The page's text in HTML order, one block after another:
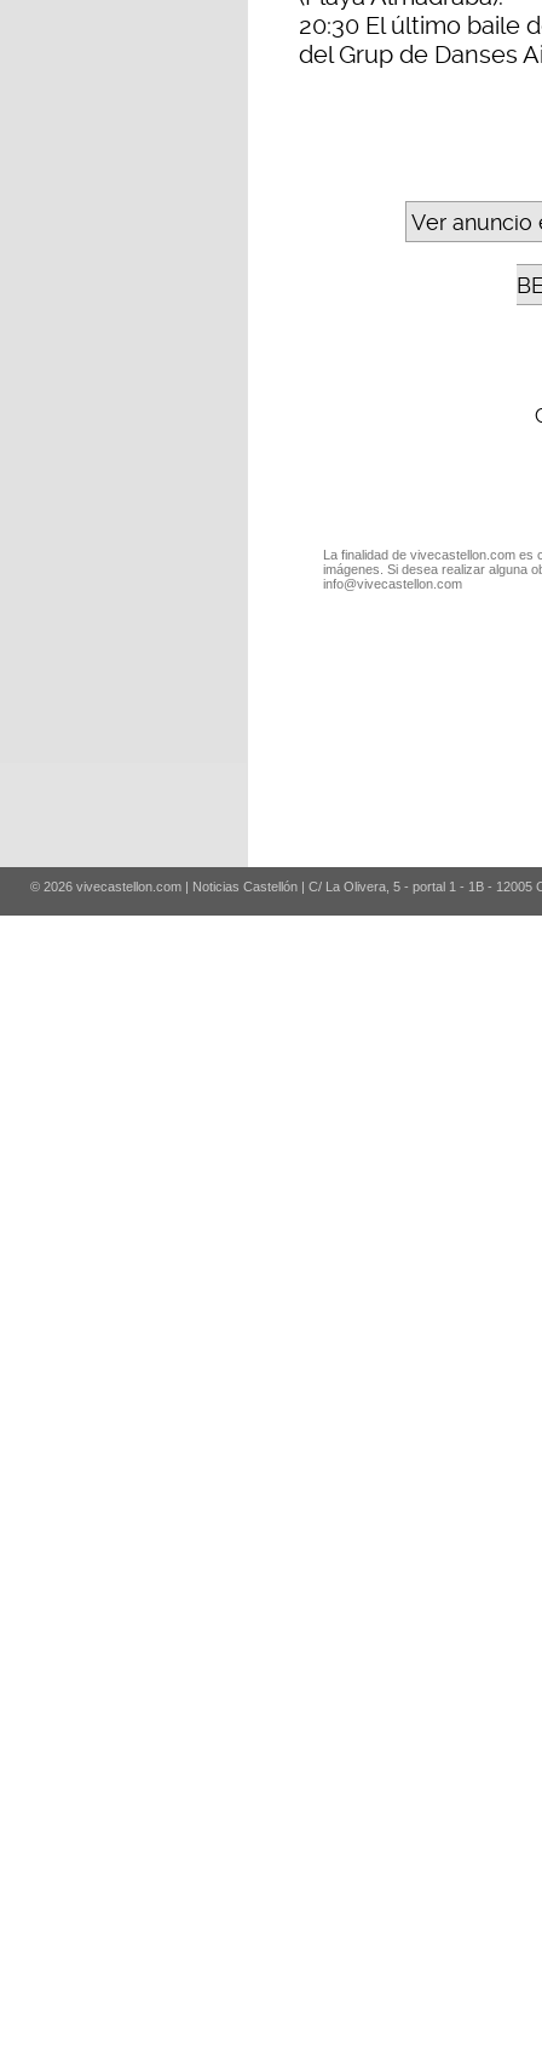
20:30 El último baile
del Grup de Danses
Ver anuncio
La finalidad de vivecastellon.com
imágenes. Si desea realizar alguna
info@vivecastellon.com
© 2026 vivecastellon.com | Noticias Castellón | C/ La Olivera, 5 - portal 1 - 1B - 12005